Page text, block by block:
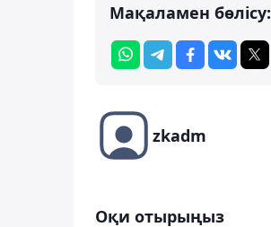
Мақаламен бөлісу:
zkadm
Оқи отырыңыз